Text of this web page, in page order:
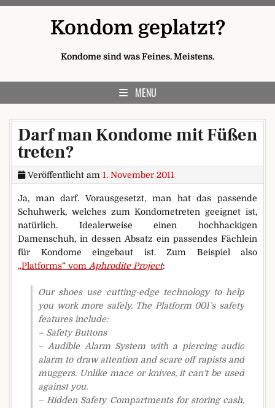
Kondom geplatzt?
Kondome sind was Feines. Meistens.
MENU
Darf man Kondome mit Füßen
treten?
Veröffentlicht am 1. November 2011
Ja, man darf. Vorausgesetzt, man hat das passende
Schuhwerk, welches zum Kondometreten geeignet ist,
natürlich. Idealerweise einen hochhackigen
Damenschuh, in dessen Absatz ein passendes Fächlein
für Kondome eingebaut ist. Zum Beispiel also
„Platforms“ vom Aphrodite Project:
Our shoes use cutting-edge technology to help
you work more safely. The Platform 001’s safety
features include:
– Safety Buttons
– Audible Alarm System with a piercing audio
alarm to draw attention and scare off rapists and
muggers. Unlike mace or knives, it can’t be used
against you.
– Hidden Safety Compartments for storing cash,